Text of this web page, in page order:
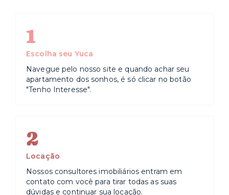
1
Escolha seu Yuca
Navegue pelo nosso site e quando achar seu
apartamento dos sonhos, é só clicar no botão
"Tenho Interesse".
2
Locação
Nossos consultores imobiliários entram em
contato com você para tirar todas as suas
dúvidas e continuar sua locação.